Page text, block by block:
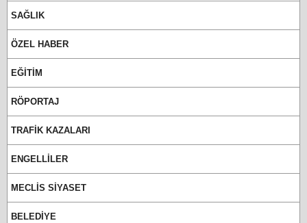
SAĞLIK
ÖZEL HABER
EĞİTİM
RÖPORTAJ
TRAFİK KAZALARI
ENGELLİLER
MECLİS SİYASET
BELEDİYE